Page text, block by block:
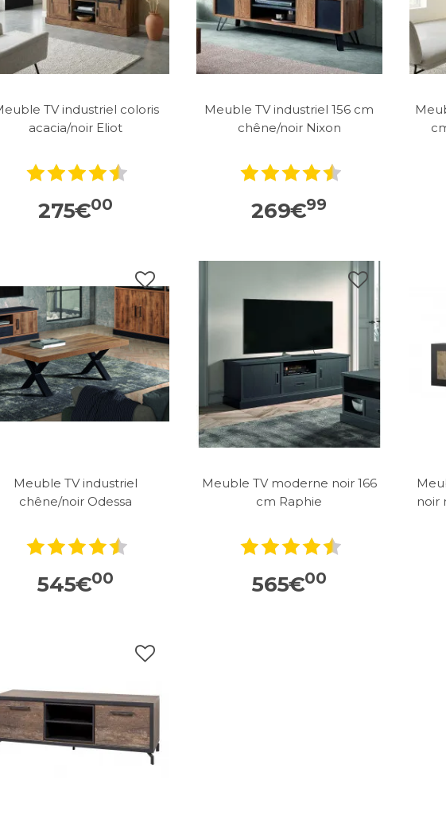
TV industriel coloris
acacia/noir Eliot
275€00
Meuble TV industriel 156 cm
chêne/noir Nixon
269€99
Meuble TV industriel
chêne/noir Odessa
545€00
Meuble TV moderne noir 166
cm Raphie
565€00
noir